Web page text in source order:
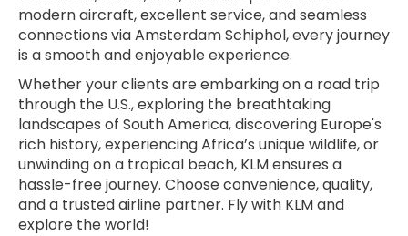
modern aircraft, excellent service, and seamless
connections via Amsterdam Schiphol, every journey
is a smooth and enjoyable experience.
Whether your clients are embarking on a road trip
through the U.S., exploring the breathtaking
landscapes of South America, discovering Europe's
rich history, experiencing Africa’s unique wildlife, or
unwinding on a tropical beach, KLM ensures a
hassle-free journey. Choose convenience, quality,
and a trusted airline partner. Fly with KLM and
explore the world!